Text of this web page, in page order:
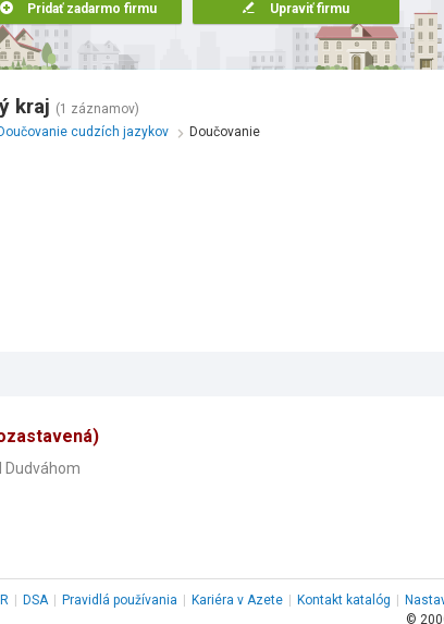
Pridať zadarmo firmu Upraviť firmu
kraj (1 záznamov)
Doučovanie cudzích jazykov
Doučovanie
Dudváhom
DSA Pravidlá používania Kariéra v Azete Kontakt katalóg
©